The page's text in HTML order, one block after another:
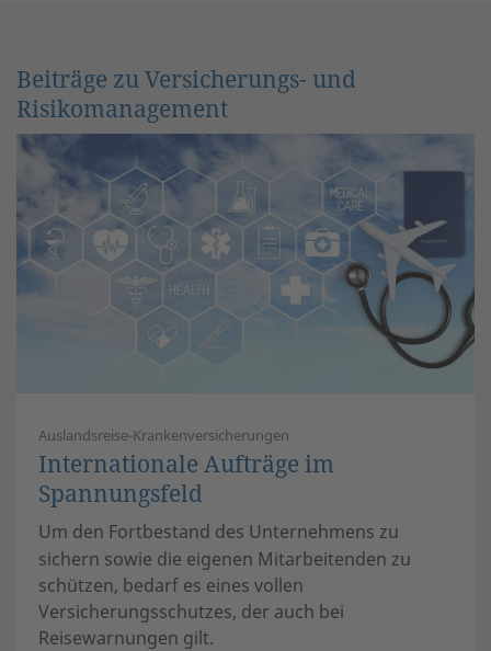
Beiträge zu Versicherungs- und
Risikomanagement
Auslandsreise-Krankenversicherungen
Internationale Aufträge im
Spannungsfeld
Um den Fortbestand des Unternehmens zu
sichern sowie die eigenen Mitarbeitenden zu
schützen, bedarf es eines vollen
Versicherungsschutzes, der auch bei
Reisewarnungen gilt.